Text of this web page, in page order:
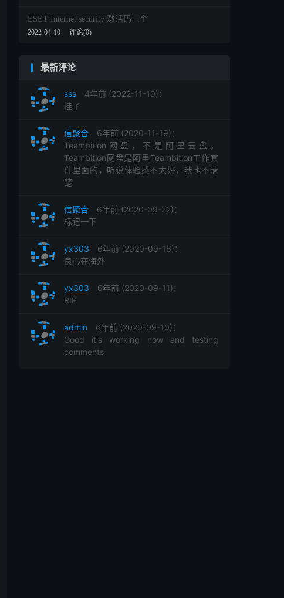
ESET Internet security 激活码三个
2022-04-10 评论(0)
最新评论
sss
4年前 (2022-11-10)：
挂了
信聚合
6年前 (2020-11-19)：
Teambition网盘，不是阿里云盘。
Teambition网盘是阿里Teambition工作套
件里面的，听说体验感不太好，我也不清
楚
信聚合
6年前 (2020-09-22)：
标记一下
yx303
6年前 (2020-09-16)：
良心在海外
yx303
6年前 (2020-09-11)：
RIP
admin
6年前 (2020-09-10)：
Good it's working now and testing
comments